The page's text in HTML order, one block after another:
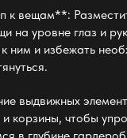
к вещам**:
на уровне глаз и
к ним и избежать
выдвижных
корзины, чтобы